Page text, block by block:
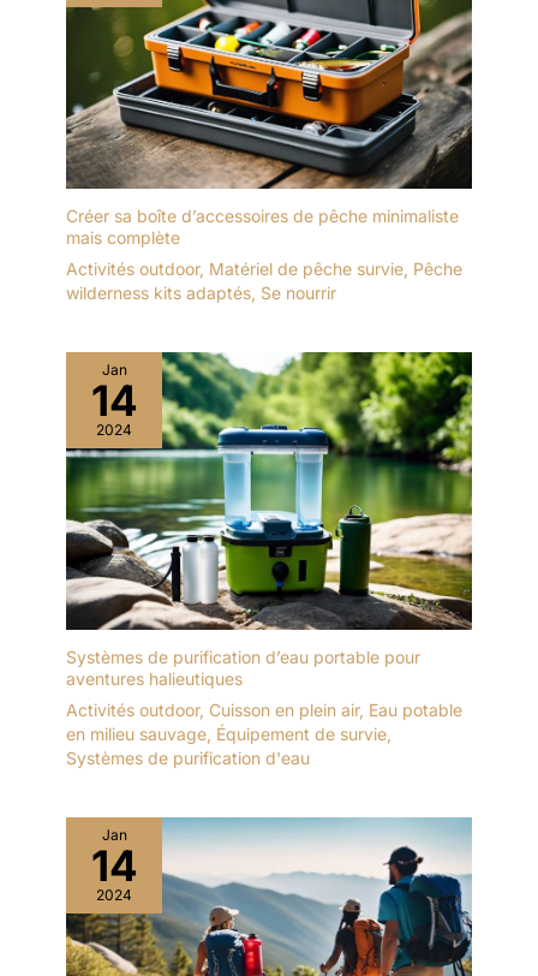
Créer sa boîte d’accessoires de pêche minimaliste
mais complète
Activités outdoor, Matériel de pêche survie, Pêche
wilderness kits adaptés, Se nourrir
Jan
14
2024
Systèmes de purification d’eau portable pour
aventures halieutiques
Activités outdoor, Cuisson en plein air, Eau potable
en milieu sauvage, Équipement de survie,
Systèmes de purification d'eau
Jan
14
2024